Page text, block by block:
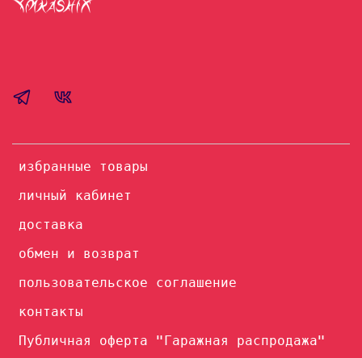
избранные товары
личный кабинет
доставка
обмен и возврат
пользовательское соглашение
контакты
Публичная оферта "Гаражная распродажа"